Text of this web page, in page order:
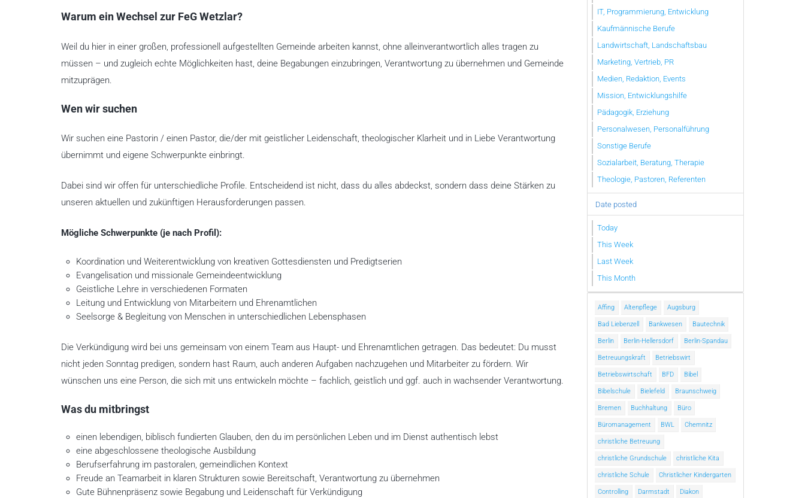
Warum ein Wechsel zur FeG Wetzlar?
Weil du hier in einer großen, professionell aufgestellten Gemeinde arbeiten kannst, ohne alleinverantwortlich alles tragen zu
müssen – und zugleich echte Möglichkeiten hast, deine Begabungen einzubringen, Verantwortung zu übernehmen und Gemeinde
mitzuprägen.
Wen wir suchen
Wir suchen eine Pastorin / einen Pastor, die/der mit geistlicher Leidenschaft, theologischer Klarheit und in Liebe Verantwortung
übernimmt und eigene Schwerpunkte einbringt.
Dabei sind wir offen für unterschiedliche Profile. Entscheidend ist nicht, dass du alles abdeckst, sondern dass deine Stärken zu
unseren aktuellen und zukünftigen Herausforderungen passen.
Mögliche Schwerpunkte (je nach Profil):
Koordination und Weiterentwicklung von kreativen Gottesdiensten und Predigtserien
Evangelisation und missionale Gemeindeentwicklung
Geistliche Lehre in verschiedenen Formaten
Leitung und Entwicklung von Mitarbeitern und Ehrenamtlichen
Seelsorge & Begleitung von Menschen in unterschiedlichen Lebensphasen
Die Verkündigung wird bei uns gemeinsam von einem Team aus Haupt- und Ehrenamtlichen getragen. Das bedeutet: Du musst
nicht jeden Sonntag predigen, sondern hast Raum, auch anderen Aufgaben nachzugehen und Mitarbeiter zu fördern. Wir
wünschen uns eine Person, die sich mit uns entwickeln möchte – fachlich, geistlich und ggf. auch in wachsender Verantwortung.
Was du mitbringst
einen lebendigen, biblisch fundierten Glauben, den du im persönlichen Leben und im Dienst authentisch lebst
eine abgeschlossene theologische Ausbildung
Berufserfahrung im pastoralen, gemeindlichen Kontext
Freude an Teamarbeit in klaren Strukturen sowie Bereitschaft, Verantwortung zu übernehmen
Gute Bühnenpräsenz sowie Begabung und Leidenschaft für Verkündigung
IT, Programmierung, Entwicklung
Kaufmännische Berufe
Landwirtschaft, Landschaftsbau
Marketing, Vertrieb, PR
Medien, Redaktion, Events
Mission, Entwicklungshilfe
Pädagogik, Erziehung
Personalwesen, Personalführung
Sonstige Berufe
Sozialarbeit, Beratung, Therapie
Theologie, Pastoren, Referenten
Date posted
Today
This Week
Last Week
This Month
Affing Altenpflege Augsburg
Bad Liebenzell Bankwesen Bautechnik
Berlin Berlin-Hellersdorf Berlin-Spandau
Betreuungskraft Betriebswirt
Betriebswirtschaft BFD Bibel
Bibelschule Bielefeld Braunschweig
Bremen Buchhaltung Büro
Büromanagement BWL Chemnitz
christliche Betreuung
christliche Grundschule christliche Kita
christliche Schule Christlicher Kindergarten
Controlling Darmstadt Diakon